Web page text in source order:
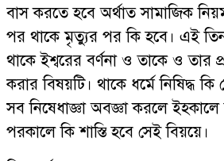
বাস করতে হবে অর্থাত সামাজিক
পর থাকে মৃত্যুর পর কি হবে। এই
থাকে ইশ্বরের বর্ণনা ও তাকে ও তার
করার বিষয়টি। থাকে ধর্মে নিষিদ্ধ
সব নিষেধাজ্ঞা অবজ্ঞা করলে
পরকালে কি শাস্তি হবে সেই বিয়য়ে।